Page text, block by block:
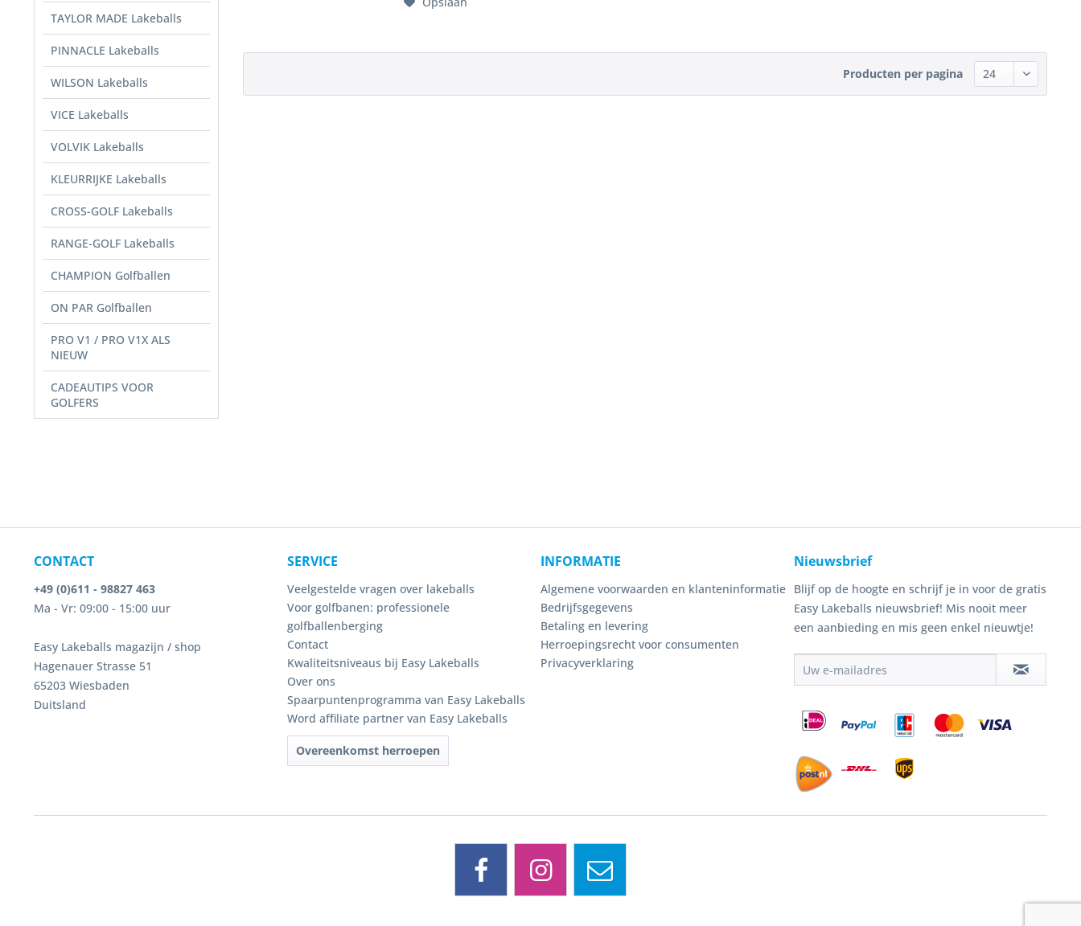
TAYLOR MADE Lakeballs
PINNACLE Lakeballs
WILSON Lakeballs
VICE Lakeballs
VOLVIK Lakeballs
KLEURRIJKE Lakeballs
CROSS-GOLF Lakeballs
RANGE-GOLF Lakeballs
CHAMPION Golfballen
ON PAR Golfballen
PRO V1 / PRO V1X ALS
NIEUW
CADEAUTIPS VOOR
GOLFERS
Producten per pagina
CONTACT
+49 (0)611 - 98827 463
Ma - Vr: 09:00 - 15:00 uur
Easy Lakeballs magazijn / shop
Hagenauer Strasse 51
65203 Wiesbaden
Duitsland
SERVICE
Veelgestelde vragen over lakeballs
Voor golfbanen: professionele
golfballenberging
Contact
Kwaliteitsniveaus bij Easy Lakeballs
Over ons
Spaarpuntenprogramma van Easy Lakeballs
Word affiliate partner van Easy Lakeballs
Overeenkomst herroepen
INFORMATIE
Algemene voorwaarden en klanteninformatie
Bedrijfsgegevens
Betaling en levering
Herroepingsrecht voor consumenten
Privacyverklaring
Nieuwsbrief
Blijf op de hoogte en schrijf je in voor de gratis
Easy Lakeballs nieuwsbrief! Mis nooit meer
een aanbieding en mis geen enkel nieuwtje!